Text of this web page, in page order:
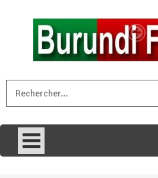
umariye umuryango wawe canke
uri ngaha ndagusigiye iki kibazo :